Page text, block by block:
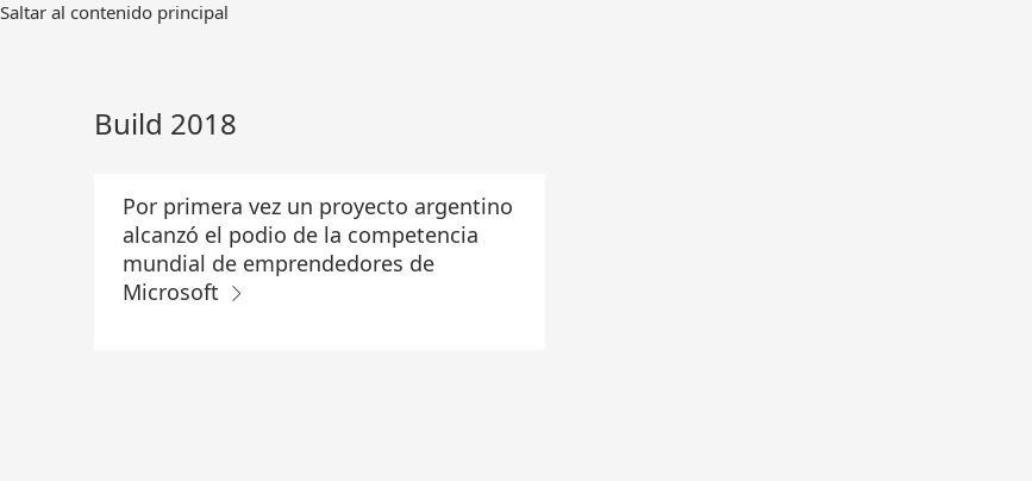
Ir
Saltar al contenido principal
Build 2018
Por primera vez un proyecto argentino
alcanzó el podio de la competencia
mundial de emprendedores de
Microsoft